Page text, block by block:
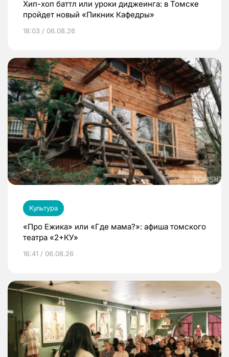
Хип-хоп баттл или уроки диджеинга: в Томске
пройдет новый «Пикник Кафедры»
18:03 / 06.08.26
Культура
«Про Ежика» или «Где мама?»: афиша томского
театра «2+КУ»
16:41 / 06.08.26